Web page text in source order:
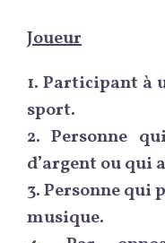
Joueur
1. Participant à
sport.
2. Personne
d’argent ou qui
3.Personne qui
musique.